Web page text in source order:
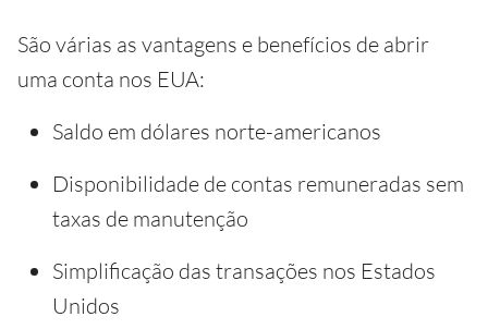
São várias as vantagens e benefícios de abrir
uma conta nos EUA:
Saldo em dólares norte-americanos
Disponibilidade de contas remuneradas sem
taxas de manutenção
Simplificação das transações nos Estados
Unidos